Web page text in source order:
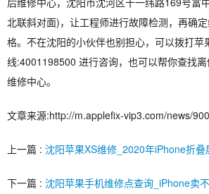
北联斜对面)，让工程师进行故障检测，再确
格。不在沈阳的小伙伴也别担心，可以拨打苹
线:4001198500 进行咨询，也可以帮你查找
维修中心。
文章来源:http://m.applefix-vip3.com/news/
上一篇 : 沈阳苹果XS维修_2020年iPhone折叠
下一篇 : 沈阳苹果手机维修点查询_iPhone卖